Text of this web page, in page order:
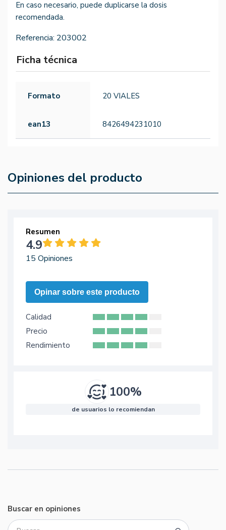
En caso necesario, puede duplicarse la dosis
recomendada.
Referencia: 203002
Ficha técnica
Formato 20 VIALES
ean13 8426494231010
Opiniones del producto
Resumen
4.9
15 Opiniones
Opinar sobre este producto
Calidad
Precio
Rendimiento
100%
de usuarios lo recomiendan
Buscar en opiniones